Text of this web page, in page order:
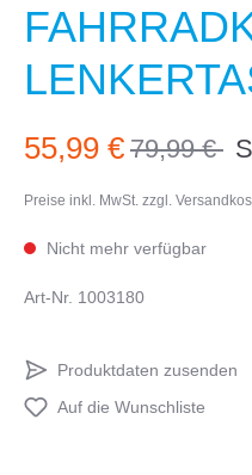
55,99 € 79,99 €
Preise inkl. MwSt. zzgl.
Nicht mehr verfügbar
Art-Nr. 1003180
Produktdaten zusenden
Auf die Wunschliste